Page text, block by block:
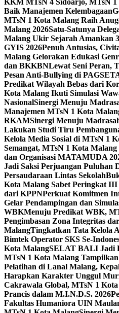
KKM MTsN 4 Sidoarjo, MTsN
Baik Manajemen Kelembagaan
MTsN 1 Kota Malang Raih
Malang 2026Satu-Satunya
Malang Ukir Sejarah Amankan
GYIS 2026Penuh Antusias,
Malang Gelorakan Edukasi
dan BKKBNLewat Seni Peran,
Pesan Anti-Bullying di
Predikat Wilayah Bebas dari
Kota Malang Ikuti Simulasi
NasionalSinergi Menuju
Manajemen MTsN 1 Kota
RKAMSinergi Menuju
Lakukan Studi Tiru
Kelola Media Sosial di MTsN 1
Semangat, MTsN 1 Kota
dan Organisasi MATAMUDA
Jadi Saksi Perjuangan Puluhan
Persaudaraan Lintas Sekolah
Kota Malang Sabet Peringkat
dari KPPNPerkuat Komitmen
Gelar Pendampingan dan
WBKMenuju Predikat WBK,
Pengimbasan Zona Integritas
MalangTingkatkan Tata Kelola
Bimtek Operator SKS Se-
Kota MalangSELAT BALI Jadi
MTsN 1 Kota Malang
Pelatihan di Lanal Malang,
Harapkan Karakter Unggul
Cakrawala Global, MTsN 1
Prancis dalam M.I.N.D.S. 2026
Fakultas Humaniora UIN